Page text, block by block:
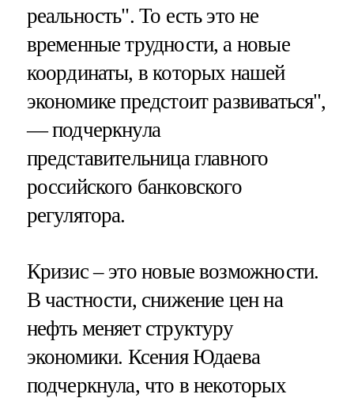
реальность". То есть это не
временные трудности, а новые
координаты, в которых нашей
экономике предстоит развиваться",
— подчеркнула
представительница главного
российского банковского
регулятора.
Кризис – это новые возможности.
В частности, снижение цен на
нефть меняет структуру
экономики. Ксения Юдаева
подчеркнула, что в некоторых